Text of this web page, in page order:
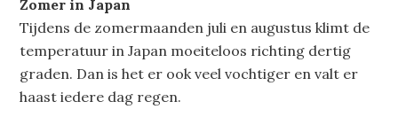
Zomer in Japan
Tijdens de zomermaanden juli en augustus klimt de
temperatuur in Japan moeiteloos richting dertig
graden. Dan is het er ook veel vochtiger en valt er
haast iedere dag regen.